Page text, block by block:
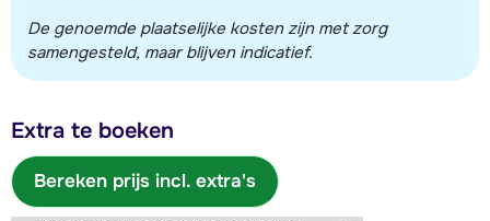
De genoemde plaatselijke kosten zijn met zorg
samengesteld, maar blijven indicatief.
Extra te boeken
Bereken prijs incl. extra's